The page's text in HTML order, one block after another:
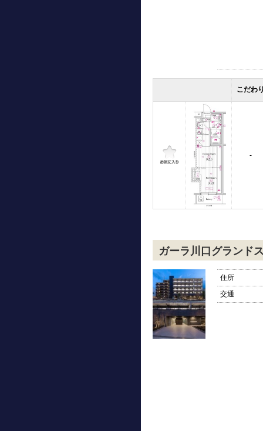
こだわ
-
ガーラ川口グランド
住所
交通